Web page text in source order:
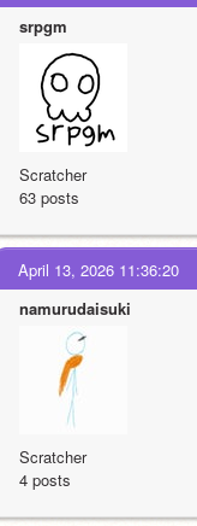
srpgm
Scratcher
63 posts
April 13, 2026 11:36:20
namurudaisuki
Scratcher
4 posts